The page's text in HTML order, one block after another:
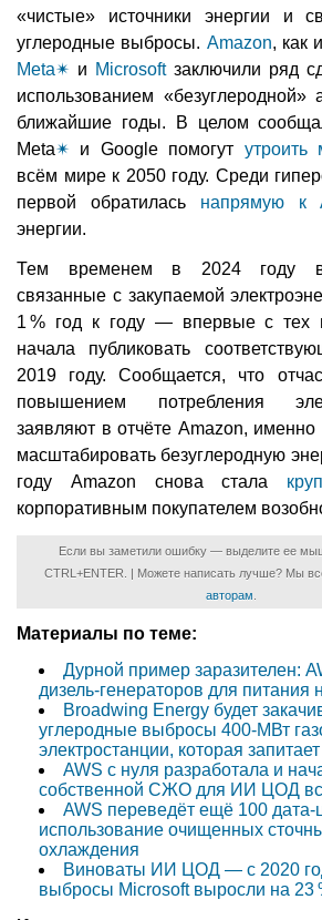
«чистые» источники энергии и
углеродные выбросы. Amazon, как
Meta✴ и Microsoftзаключили ряд
использованием «безуглеродной»
ближайшие годы. В целом
Meta✴ и Google помогут
всём мире к 2050 году. Среди
первой обратилась напрямую к
энергии.
Тем временем в 2024 году
связанные с закупаемой
1 % год к году — впервые с тех
начала публиковать
2019 году. Сообщается, что
повышением потребления
заявляют в отчёте Amazon,
масштабировать безуглеродную
году Amazon снова стала
корпоративным покупателем
Если вы заметили ошибку — выделите ее
CTRL+ENTER. | Можете написать лучше? Мы
авторам
Материалы по теме:
Дурной пример заразителен:
дизель-генераторов для
Broadwing Energy будет
углеродные выбросы 400-МВт
электростанции, которая
AWS с нуля разработала и
собственной СЖО для ИИ ЦОД
AWS переведёт ещё 100 дата-
использование очищенных
охлаждения
Виноваты ИИ ЦОД — c 2020
выбросы Microsoft выросли на 23